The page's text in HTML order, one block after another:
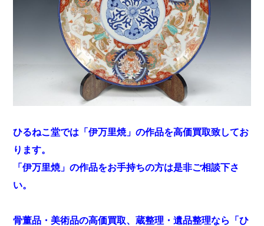
ひるねこ堂では「伊万里焼」の作品を高価買取致してお
ります。
「伊万里焼」の作品をお手持ちの方は是非ご相談下さ
い。
骨董品・美術品の高価買取、蔵整理・遺品整理なら「ひ